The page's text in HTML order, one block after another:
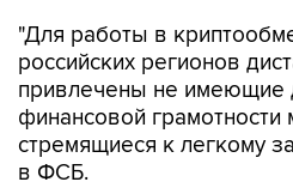
"Для работы в
российских регионов
привлечены не имеющие
финансовой
стремящиеся к легкому
в ФСБ.